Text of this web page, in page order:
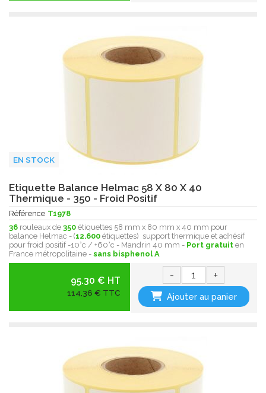
EN STOCK
Etiquette Balance Helmac 58 X 80 X 40
Thermique - 350 - Froid Positif
Référence T1978
36 rouleaux de 350 étiquettes 58 mm x 80 mm x 40 mm pour
balance Helmac - (12.600 étiquettes) support thermique et adhésif
pour froid positif -10°c / +60°c - Mandrin 40 mm - Port gratuit en
France métropolitaine - sans bisphenol A
95.30 € HT
114,36 € TTC
- +
Ajouter au panier